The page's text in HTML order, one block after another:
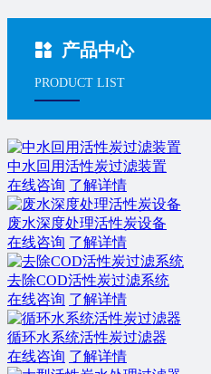
产品中心
PRODUCT LIST
中水回用活性炭过滤装置
在线咨询 了解详情
废水深度处理活性炭设备
在线咨询 了解详情
去除COD活性炭过滤系统
在线咨询 了解详情
循环水系统活性炭过滤器
在线咨询 了解详情